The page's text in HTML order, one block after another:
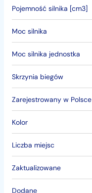
Pojemność silnika [cm3]
Moc silnika
Moc silnika jednostka
Skrzynia biegów
Zarejestrowany w Polsce
Kolor
Liczba miejsc
Zaktualizowane
Dodane